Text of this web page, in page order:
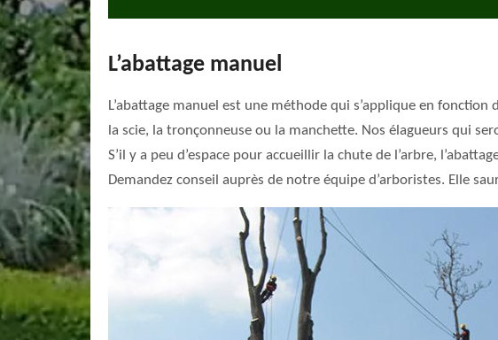
L’abattage manuel
L’abattage manuel est une méthode qui s’applique en
la scie, la tronçonneuse ou la manchette. Nos élagueurs qui
S’il y a peu d’espace pour accueillir la chute de l’arbre,
Demandez conseil auprès de notre équipe d’arboristes. Elle